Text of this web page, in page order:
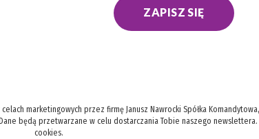
ZAPISZ SIĘ
marketingowych przez firmę Janusz Nawrocki Spółka
będą przetwarzane w celu dostarczania Tobie naszego newslettera.
cookies.